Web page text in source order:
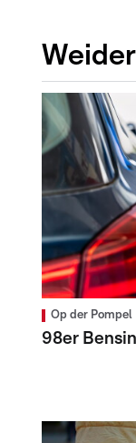
Op der Pompel
98er